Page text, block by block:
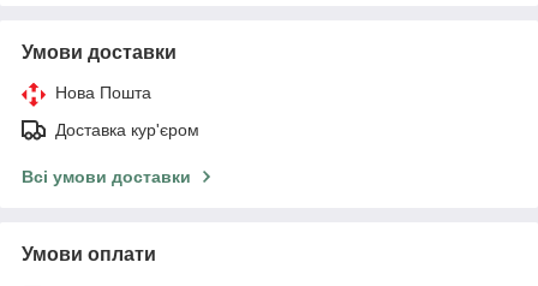
Умови доставки
Нова Пошта
Доставка кур'єром
Всі умови доставки
Умови оплати